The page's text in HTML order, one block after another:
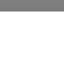
„Wie viel